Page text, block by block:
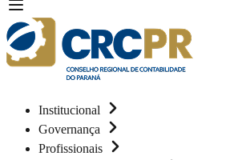
Institucional
Governança
Profissionais